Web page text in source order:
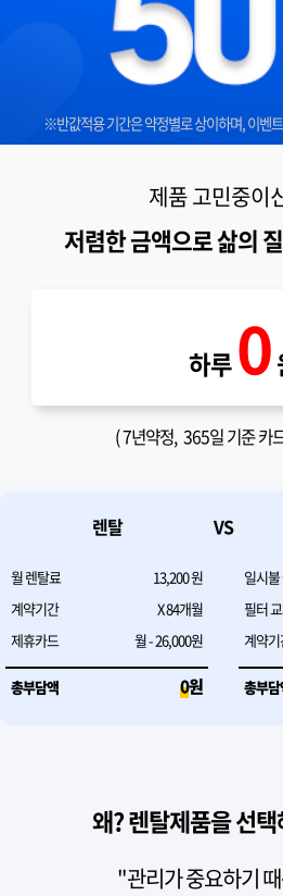
※반값적용 기간은 약정별로 상이하며, 이벤
제품 고민중이
저렴한 금액으로 삶의
하루0
(7년약정, 365일 기준 카
렌탈 VS
월 렌탈료 13,200원 일시
계약기간
X84개월 필터
제휴카드
월 - 26,000원 계약
총부담액 0원 총부
왜? 렌탈제품을 선
"관리가 중요하기